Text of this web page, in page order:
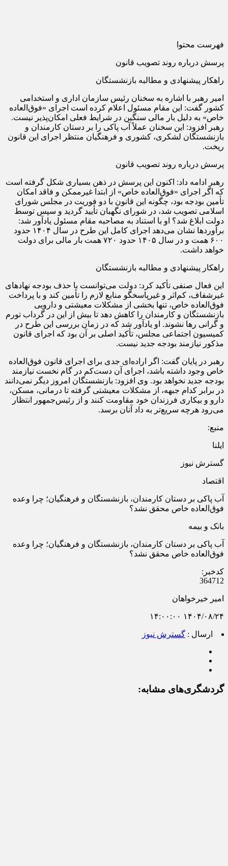
فهرست محتوا
پرسش درباره روند تصویب قانون
راهکار پیشنهادی و مطالبه بازنشستگان
امیر رهبر با اشاره به سخنان رئیس سازمان اداری و استخدامی
کشور گفت: این مقام مسئول اعلام کرده است اجرای «فوق‌العاده
خاص» به دلیل بار مالی سنگین در شرایط فعلی امکان‌پذیر نیست.
رهبر افزود: این سخنان عملاً آب پاکی را بر دستان کارمندان و
بازنشستگان لشکری، کشوری و فرهنگیان منتظر اجرای این قانون
ریخت.
پرسش درباره روند تصویب قانون
رهبر ادامه داد: اکنون این پرسش در ذهن بسیاری شکل گرفته است
که اگر اجرای «فوق‌العاده خاص» از ابتدا غیرممکن و فاقد امکان
تأمین بودجه بود، چگونه این قانون با دو فوریت در مجلس شورای
اسلامی تصویب شد، در شورای نگهبان تأیید گردید و سپس توسط
دولت ابلاغ شد؟ او با استناد به مصاحبه مقام مسئول یادآور شد:
برآوردها نشان می‌دهد اجرای کامل این طرح در سال ۱۴۰۴ حدود
۶۰۰ همت و در سال ۱۴۰۵ حدود ۷۲۰ همت بار مالی برای دولت
خواهد داشت.
راهکار پیشنهادی و مطالبه بازنشستگان
این فعال صنفی تأکید کرد: دولت می‌توانست با حذف بودجه نهادهای
غیرشفاف، کم‌اثر و غیرپاسخگو منابع لازم را تأمین کند و با پرداخت
فوق‌العاده خاص، تنها بخشی از مشکلات معیشتی و دارویی
بازنشستگان و کارمندان را کاهش دهد تا بیش از این در گرداب تورم
و گرانی رها نشوند. او یادآور شد که در زمان بررسی این طرح در
کمیسیون اجتماعی مجلس، تأکید اصلی بر آن بود که اجرای قانون
مذکور نیازمند بودجه جدید نیست.
رهبر در پایان گفت: اگر اراده‌ای جدی برای اجرای قانون فوق‌العاده
خاص وجود داشته باشد، اجرای آن دست‌کم در گام نخست نیازمند
بودجه جدید نخواهد بود. وی افزود: بازنشستگان امروز دیگر نمی‌دانند
در برابر کدام جبهه، از مشکلات معیشتی گرفته تا درمانی، مسکن،
دارو و بیکاری فرزندان خود مقاومت کنند و از رئیس‌جمهور انتظار
می‌رود هرچه سریع‌تر به داد آنان برسد.
منبع:
ایلنا
گسترش نیوز
اقتصاد
آب پاکی بر دستان کارمندان، بازنشستگان و فرهنگیان؛ چرا وعده
فوق‌العاده خاص محقق نشد؟
بانک و بیمه
آب پاکی بر دستان کارمندان، بازنشستگان و فرهنگیان؛ چرا وعده
فوق‌العاده خاص محقق نشد؟
کدخبر:
364712
امیر خیرخواهان
۱۴۰۴/۰۸/۲۴ ۱۴:۰۰:۰۰
ارسال : گسترش نیوز
گردشگری‌های مشابه: